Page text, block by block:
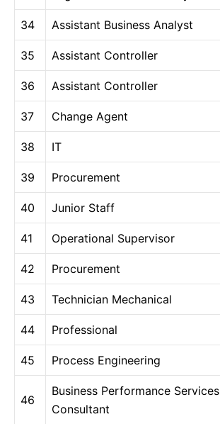
34 Assistant Business Analyst
35 Assistant Controller
36 Assistant Controller
37 Change Agent
38 IT
39 Procurement
40 Junior Staff
41 Operational Supervisor
42 Procurement
43 Technician Mechanical
44 Professional
45 Process Engineering
46
Business Performance Services
Consultant